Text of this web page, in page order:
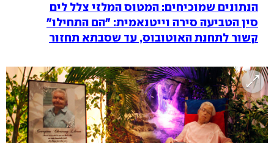
הנתונים שמוכיחים: המטוס המלזי צלל לים
סין הטביעה סירה וייטנאמית: "הם התחילו"
קשור לתחנת האוטובוס, עד שסבתא תחזור